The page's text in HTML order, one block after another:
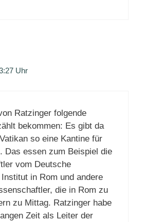
Uhr
Ratzinger folgende
bekommen: Es gibt da
so eine Kantine für
Das essen zum Beispiel die
vom Deutsche
in Rom und andere
die in Rom zu
zu Mittag. Ratzinger habe
Zeit als Leiter der